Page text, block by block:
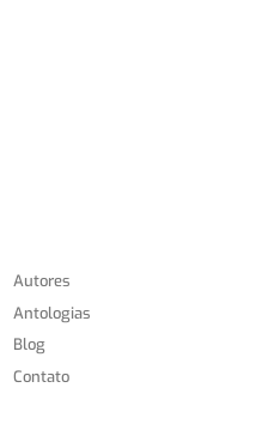
Autores
Antologias
Blog
Contato